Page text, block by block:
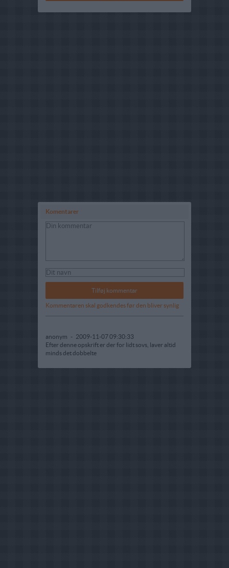
Komentarer
Kommentaren skal godkendes før den bliver synlig
anonym - 2009-11-07 09:30:33
Efter denne opskrift er der for lidt sovs, laver altid
minds det dobbelte